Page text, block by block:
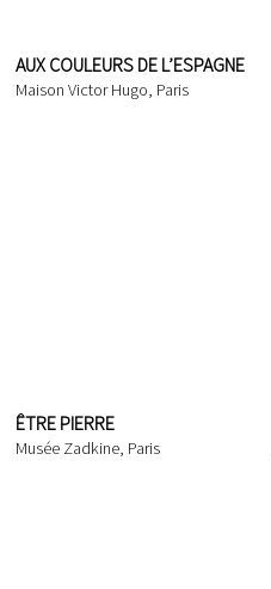
AUX COULEURS DE L’ESPAGNE
Maison Victor Hugo, Paris
ÊTRE PIERRE
Musée Zadkine, Paris